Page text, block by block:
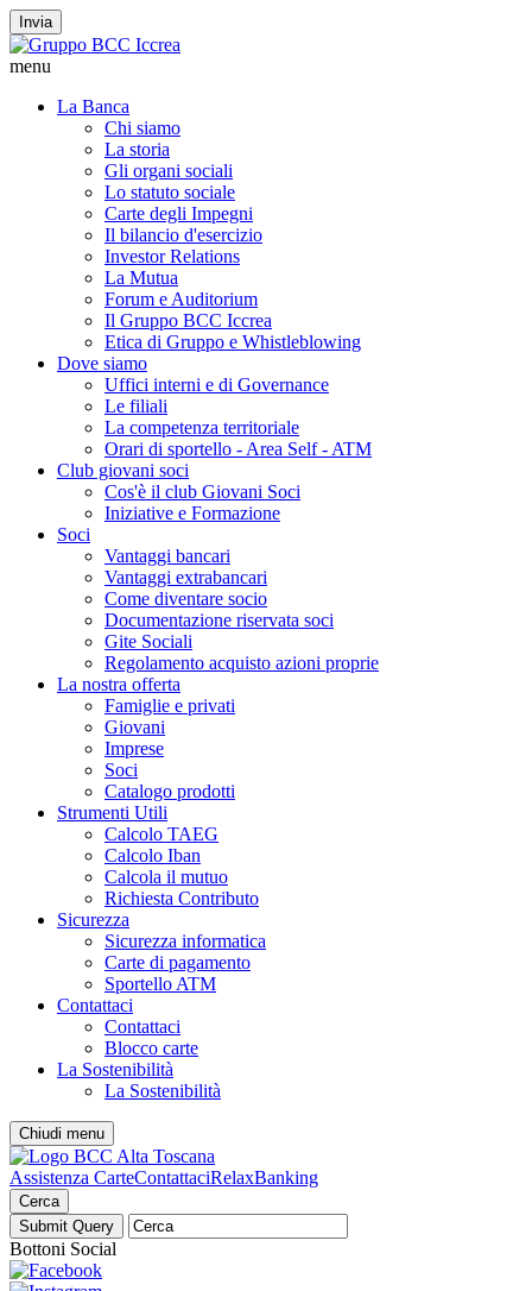
Invia
menu
La Banca
Chi siamo
La storia
Gli organi sociali
Lo statuto sociale
Carte degli Impegni
Il bilancio d'esercizio
Investor Relations
La Mutua
Forum e Auditorium
Il Gruppo BCC Iccrea
Etica di Gruppo e Whistleblowing
Dove siamo
Uffici interni e di Governance
Le filiali
La competenza territoriale
Orari di sportello - Area Self - ATM
Club giovani soci
Cos'è il club Giovani Soci
Iniziative e Formazione
Soci
Vantaggi bancari
Vantaggi extrabancari
Come diventare socio
Documentazione riservata soci
Gite Sociali
Regolamento acquisto azioni proprie
La nostra offerta
Famiglie e privati
Giovani
Imprese
Soci
Catalogo prodotti
Strumenti Utili
Calcolo TAEG
Calcolo Iban
Calcola il mutuo
Richiesta Contributo
Sicurezza
Sicurezza informatica
Carte di pagamento
Sportello ATM
Contattaci
Contattaci
Blocco carte
La Sostenibilità
La Sostenibilità
Chiudi menu
Assistenza CarteContattaciRelaxBanking
Cerca
Bottoni Social